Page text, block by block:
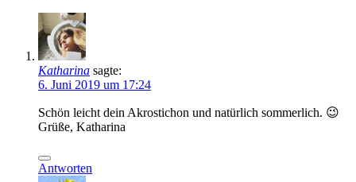
Katharina sagte:
6. Juni 2019 um 17:24
Schön leicht dein Akrostichon und natürlich sommerlich. 😉
Grüße, Katharina
Antworten